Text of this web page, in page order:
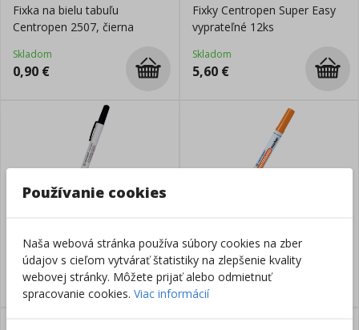
Fixka na bielu tabuľu
Centropen 2507, čierna
Skladom
0,90 €
Fixky Centropen Super Easy
vyprateľné 12ks
Skladom
5,60 €
čierna
Skladom
1,10€
Skladom
1,69 €
Používanie cookies
Naša webová stránka používa súbory cookies na zber
údajov s cieľom vytvárať štatistiky na zlepšenie kvality
webovej stránky. Môžete prijať alebo odmietnuť
spracovanie cookies. Viac informácií